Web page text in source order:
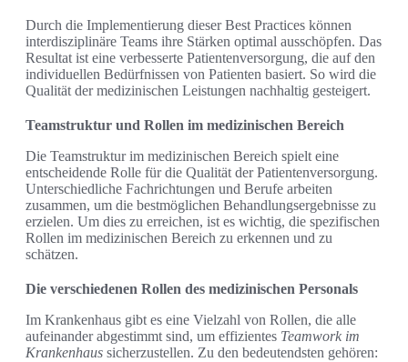
Durch die Implementierung dieser Best Practices können
interdisziplinäre Teams ihre Stärken optimal ausschöpfen. Das
Resultat ist eine verbesserte Patientenversorgung, die auf den
individuellen Bedürfnissen von Patienten basiert. So wird die
Qualität der medizinischen Leistungen nachhaltig gesteigert.
Teamstruktur und Rollen im medizinischen Bereich
Die Teamstruktur im medizinischen Bereich spielt eine
entscheidende Rolle für die Qualität der Patientenversorgung.
Unterschiedliche Fachrichtungen und Berufe arbeiten
zusammen, um die bestmöglichen Behandlungsergebnisse zu
erzielen. Um dies zu erreichen, ist es wichtig, die spezifischen
Rollen im medizinischen Bereich zu erkennen und zu
schätzen.
Die verschiedenen Rollen des medizinischen Personals
Im Krankenhaus gibt es eine Vielzahl von Rollen, die alle
aufeinander abgestimmt sind, um effizientes Teamwork im
Krankenhaus sicherzustellen. Zu den bedeutendsten gehören: